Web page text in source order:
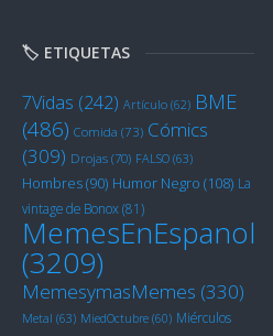
🏷️ ETIQUETAS
7Vidas (242) Artículo (62) BME
(486) Comida (73) Cómics
(309) Drojas (70) FALSO (63)
Hombres(90) Humor Negro (108) La
vintage de Bonox(81)
MemesEnEspanol
(3209)
MemesymasMemes (330)
Metal (63) MiedOctubre (60) Miérculos